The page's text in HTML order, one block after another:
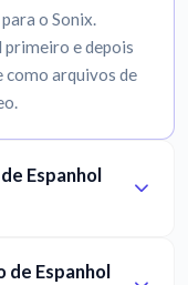
o Sonix.
primeiro e depois
como arquivos de
Espanhol
de Espanhol